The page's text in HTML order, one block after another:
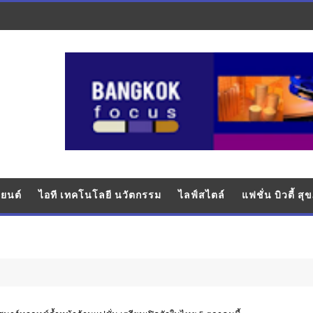
นต์ ไอที เทคโนโลยี นวัตกรรม ไลฟ์สไตล์ แฟชั่น บิวตี้ สุ